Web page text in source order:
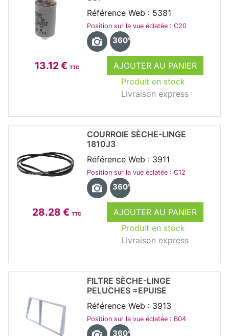
13.12 € TTC
AJOUTER AU PANIER
Produit en stock
Livraison express
Référence Web : 5381
Position sur la vue éclatée : C20
360°
28.28 € TTC
AJOUTER AU PANIER
Produit en stock
Livraison express
COURROIE SÈCHE-LINGE
1810J3
Référence Web : 3911
Position sur la vue éclatée : C12
360°
FILTRE SÈCHE-LINGE
PELUCHES =EPUISE
Référence Web : 3913
Position sur la vue éclatée : B04
360°